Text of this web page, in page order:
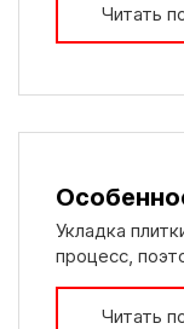
Читать
Укладка
процесс,
Читать